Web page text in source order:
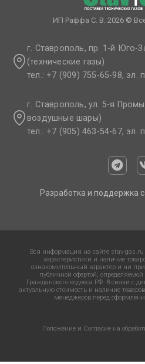
ИП Раффа С. В. 2026 ©
г. Ставрополь, пр. 1-й Юго-
(технические газы)
тел.: +7 (909) 755-65-98, эл.
г. Ставрополь, ул. 5-я
воздушные шары)
тел.: +7 (905) 463-54-67, эл.
Разработка и поддержка
Вся информация на сайте stav-
характеристики и наличие
ознакомительный характер и ни
публичной офертой,
Гражданского кодекса РФ. В связи с
актуальную стоимость и наличие
менеджеров перед
Положение и Согласие на